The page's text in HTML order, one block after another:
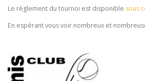
Le règlement du tournoi est disponible sous
En espérant vous voir nombreux et